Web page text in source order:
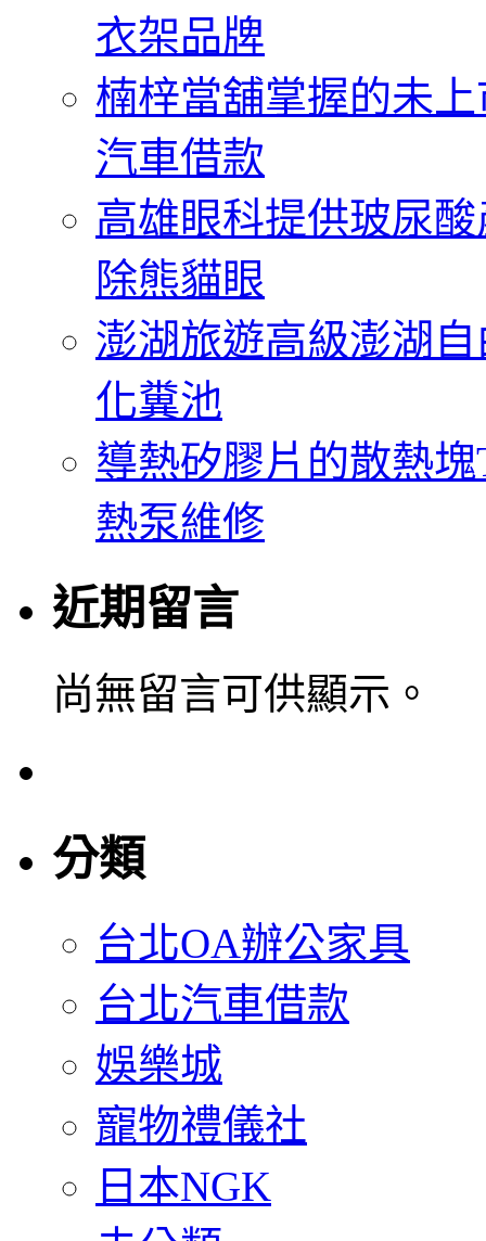
衣架品牌
楠梓當舖掌握的未
汽車借款
高雄眼科提供玻尿
除熊貓眼
澎湖旅遊高級澎湖
化糞池
導熱矽膠片的散熱
熱泵維修
近期留言
尚無留言可供顯示。
分類
台北OA辦公家具
台北汽車借款
娛樂城
寵物禮儀社
日本NGK